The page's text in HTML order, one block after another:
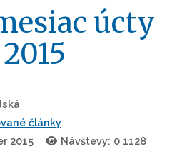
úcty
články
2015 Návštevy: 0 1128